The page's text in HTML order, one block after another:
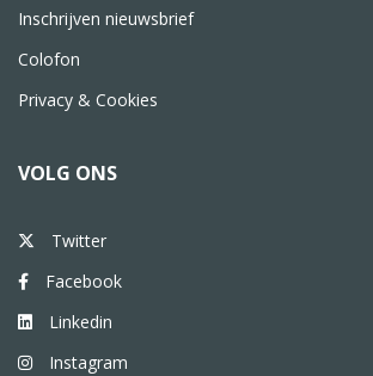
Inschrijven nieuwsbrief
Colofon
Privacy & Cookies
VOLG ONS
Twitter
Facebook
Linkedin
Instagram